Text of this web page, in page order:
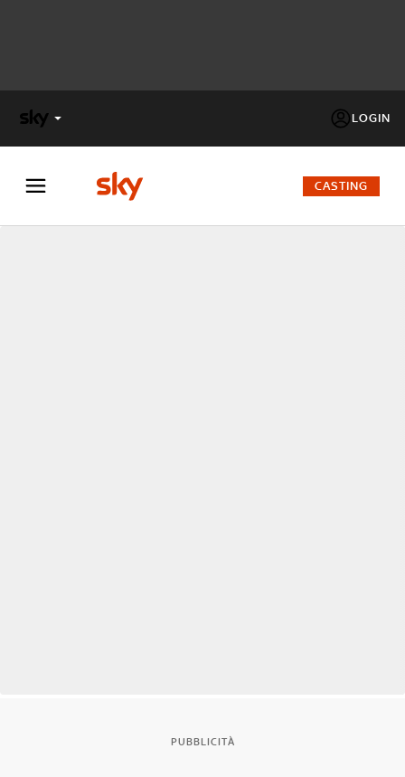
LOGIN
FACTOR
CASTING
PUBBLICITÀ